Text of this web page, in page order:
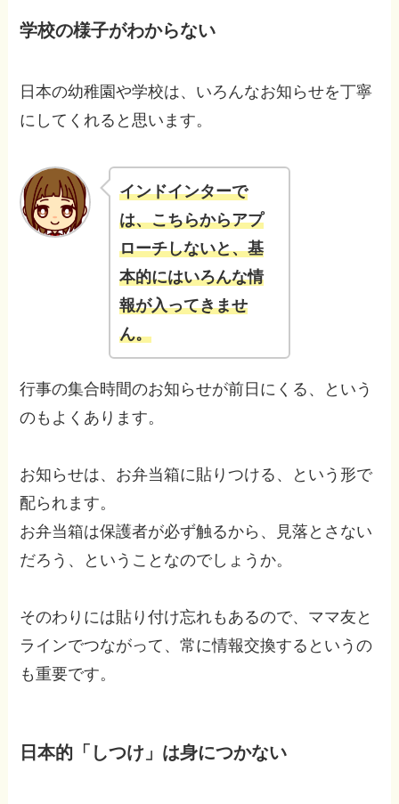
学校の様子がわからない
日本の幼稚園や学校は、いろんなお知らせを丁寧
にしてくれると思います。
インドインターで
は、こちらからアプ
ローチしないと、基
本的にはいろんな情
報が入ってきませ
ん。
行事の集合時間のお知らせが前日にくる、という
のもよくあります。
お知らせは、お弁当箱に貼りつける、という形で
配られます。
お弁当箱は保護者が必ず触るから、見落とさない
だろう、ということなのでしょうか。
そのわりには貼り付け忘れもあるので、ママ友と
ラインでつながって、常に情報交換するというの
も重要です。
日本的「しつけ」は身につかない